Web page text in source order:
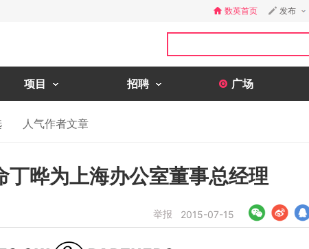
数英首页 发布
项目 招聘 广场
人气作者文章
丁晔为上海办公室董事总经理
举报 2015-07-15